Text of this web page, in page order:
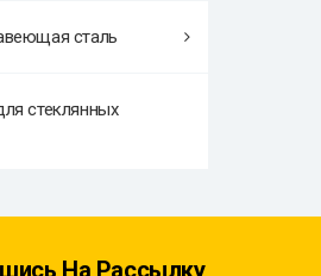
сталь
стеклянных
На Рассылку